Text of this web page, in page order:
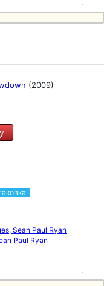
(2009)
Sean Paul Ryan
Paul Ryan